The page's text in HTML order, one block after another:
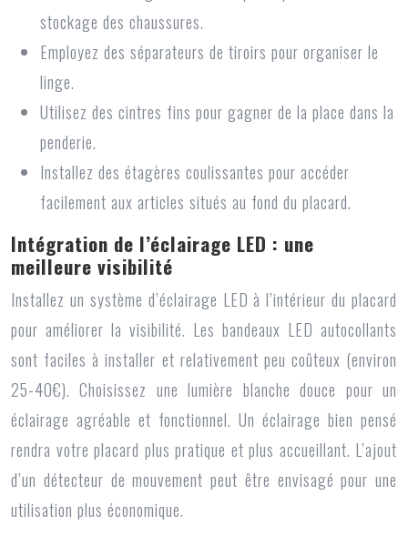
stockage des chaussures.
Employez des séparateurs de tiroirs pour organiser le
linge.
Utilisez des cintres fins pour gagner de la place dans la
penderie.
Installez des étagères coulissantes pour accéder
facilement aux articles situés au fond du placard.
Intégration de l’éclairage LED : une
meilleure visibilité
Installez un système d’éclairage LED à l’intérieur du placard
pour améliorer la visibilité. Les bandeaux LED autocollants
sont faciles à installer et relativement peu coûteux (environ
25-40€). Choisissez une lumière blanche douce pour un
éclairage agréable et fonctionnel. Un éclairage bien pensé
rendra votre placard plus pratique et plus accueillant. L’ajout
d’un détecteur de mouvement peut être envisagé pour une
utilisation plus économique.